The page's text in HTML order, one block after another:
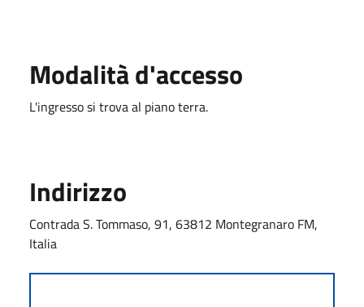
Modalità d'accesso
L'ingresso si trova al piano terra.
Indirizzo
Contrada S. Tommaso, 91, 63812 Montegranaro FM,
Italia